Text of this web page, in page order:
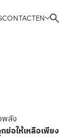
CONTACTEN
พลัง
ย่อให้เหลือเพียง